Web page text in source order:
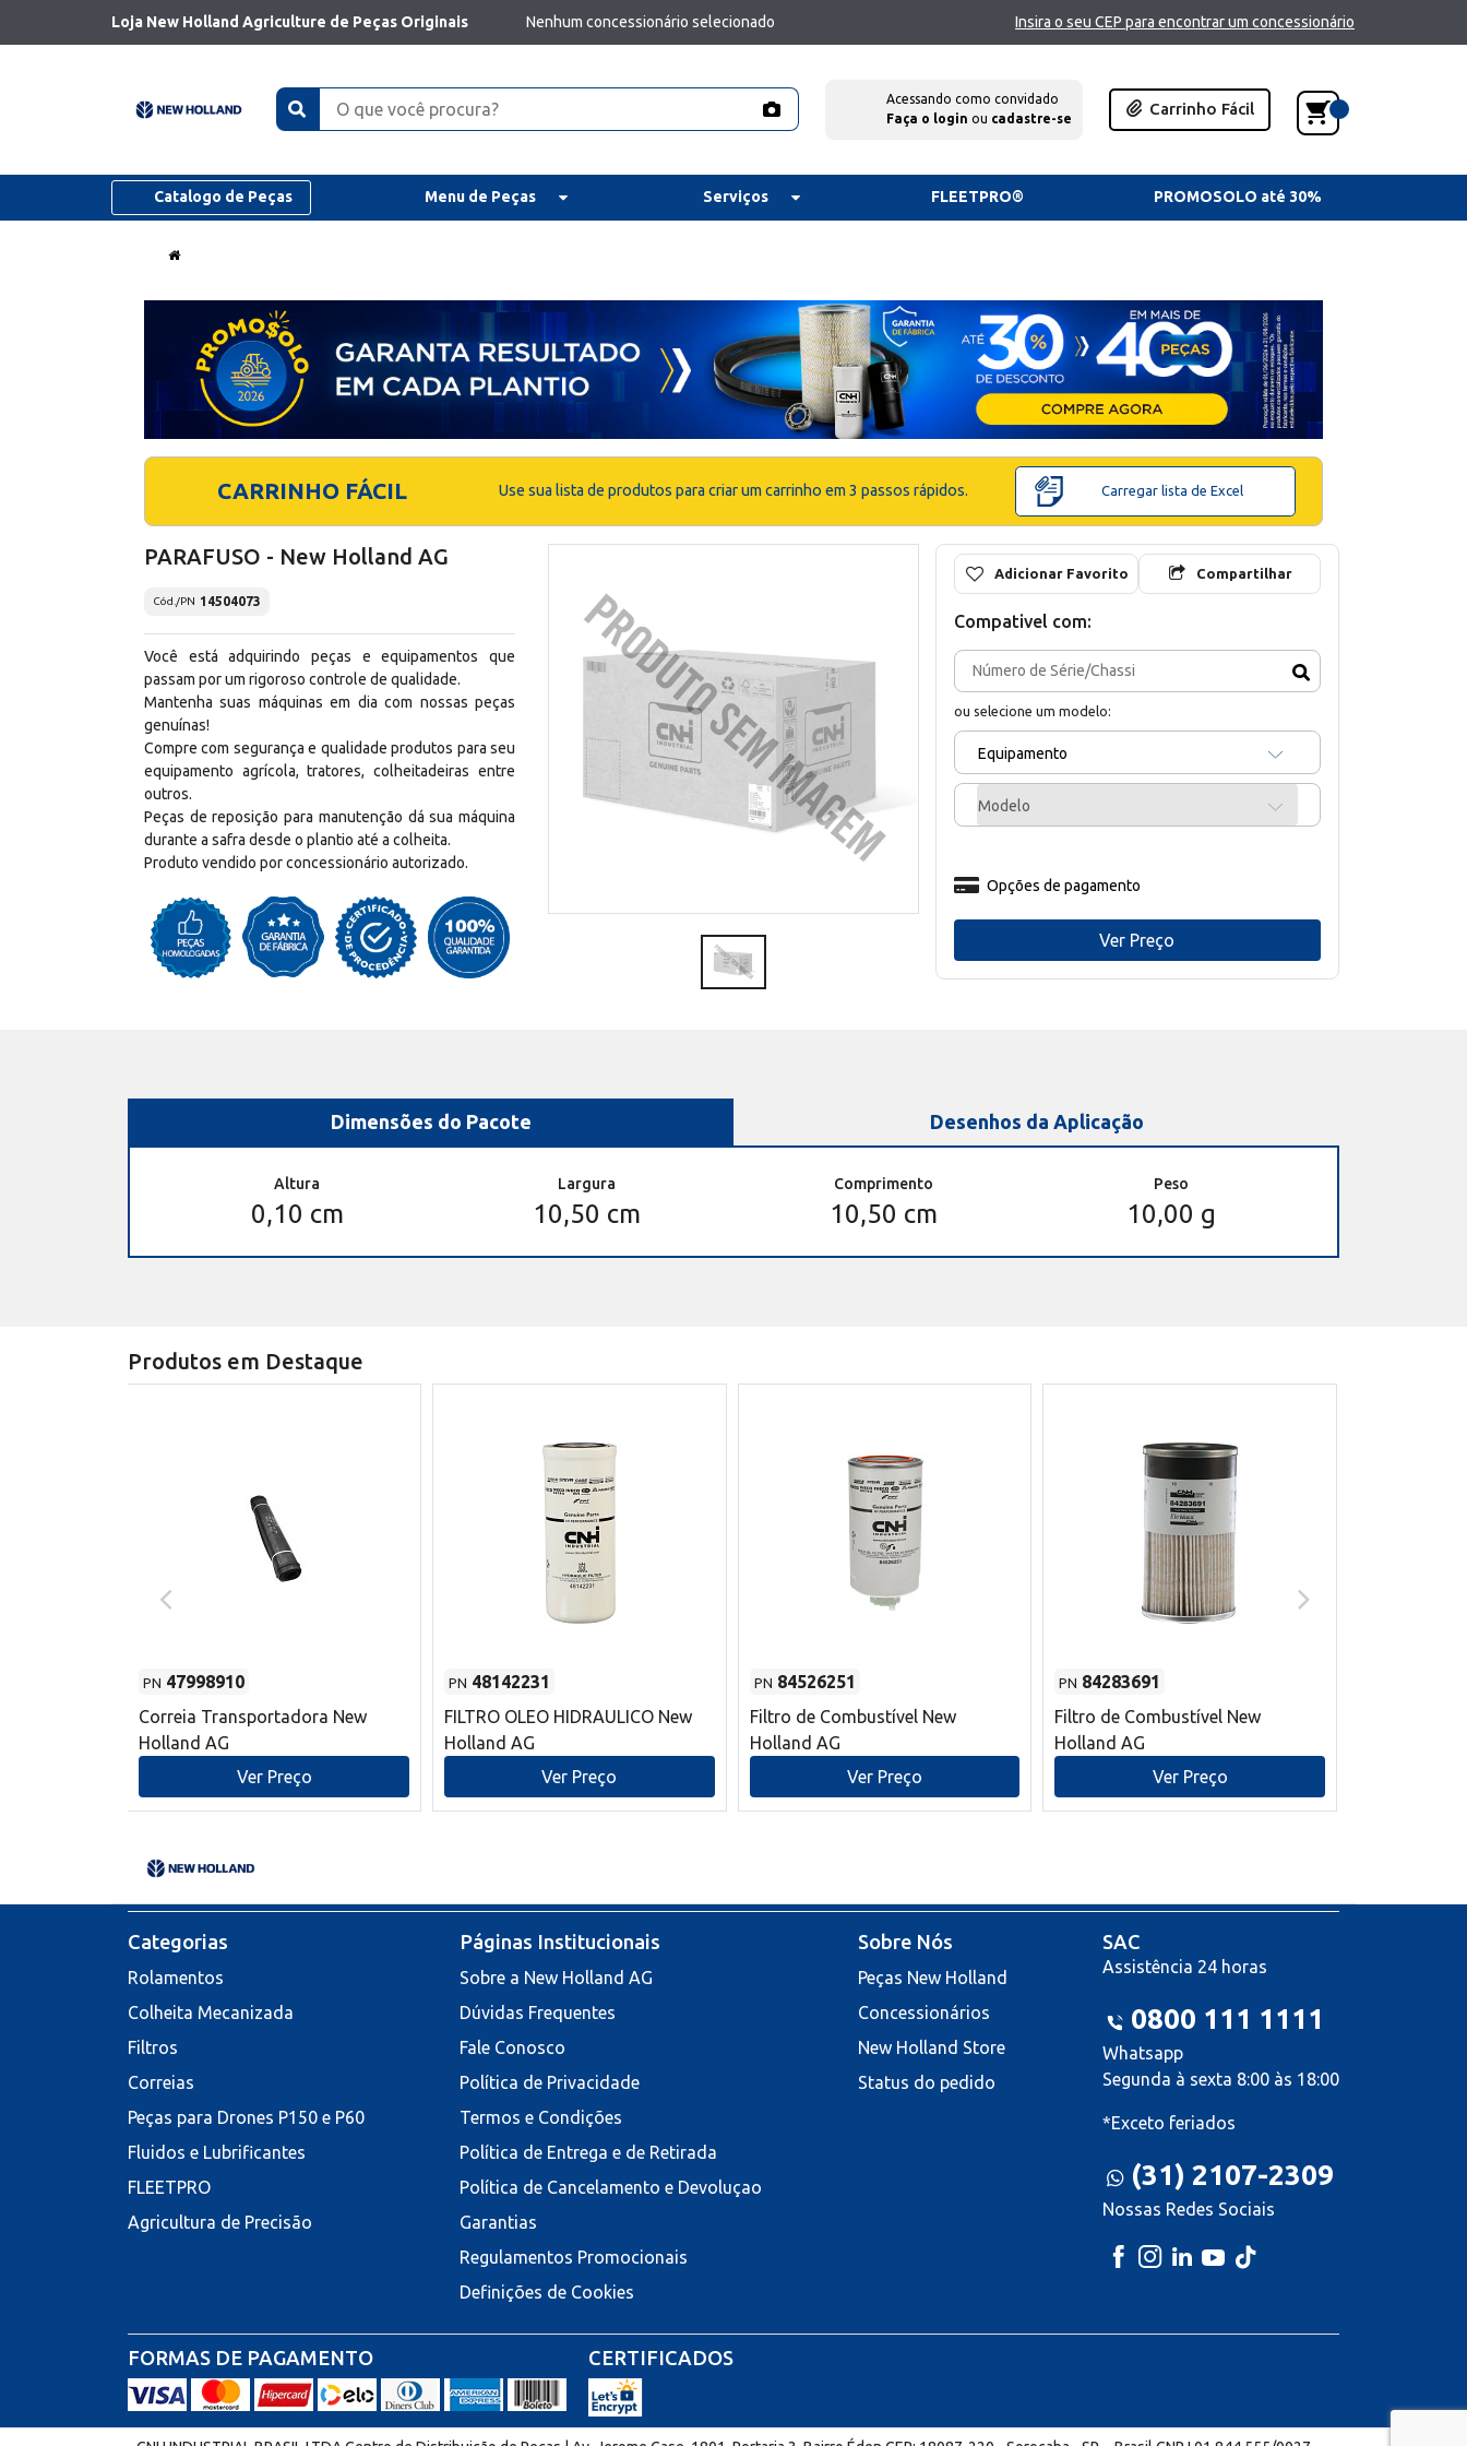
Loja New Holland Agriculture de Peças Originais Nenhum concessionário selecionado Insira o seu CEP para encontrar um concessionário
Acessando como convidado
Faça o login ou cadastre-se
Carrinho Fácil
Catalogo de Peças Menu de Peças Serviços FLEETPRO® PROMOSOLO até 30%
CARRINHO FÁCIL Use sua lista de produtos para criar um carrinho em 3 passos rápidos. Carregar lista de Excel
PARAFUSO - New Holland AG
Cód./PN 14504073
Você está adquirindo peças e equipamentos que
passam por um rigoroso controle de qualidade.
Mantenha suas máquinas em dia com nossas peças
genuínas!
Compre com segurança e qualidade produtos para seu
equipamento agrícola, tratores, colheitadeiras entre
outros.
Peças de reposição para manutenção dá sua máquina
durante a safra desde o plantio até a colheita.
Produto vendido por concessionário autorizado.
Adicionar Favorito Compartilhar
Compativel com:
ou selecione um modelo:
Equipamento
Modelo
Opções de pagamento
Ver Preço
Dimensões do Pacote Desenhos da Aplicação
Altura
0,10 cm
Largura
10,50 cm
Comprimento
10,50 cm
Peso
10,00 g
Produtos em Destaque
PN 47998910
Correia Transportadora New
Holland AG
Ver Preço
PN 48142231
FILTRO OLEO HIDRAULICO New
Holland AG
Ver Preço
PN 84526251
Filtro de Combustível New
Holland AG
Ver Preço
PN 84283691
Filtro de Combustível New
Holland AG
Ver Preço
Categorias
Rolamentos
Colheita Mecanizada
Filtros
Correias
Peças para Drones P150 e P60
Fluidos e Lubrificantes
FLEETPRO
Agricultura de Precisão
Páginas Institucionais
Sobre a New Holland AG
Dúvidas Frequentes
Fale Conosco
Política de Privacidade
Termos e Condições
Política de Entrega e de Retirada
Política de Cancelamento e Devoluçao
Garantias
Regulamentos Promocionais
Definições de Cookies
Sobre Nós
Peças New Holland
Concessionários
New Holland Store
Status do pedido
SAC
Assistência 24 horas
0800 111 1111
Whatsapp
Segunda à sexta 8:00 às 18:00
*Exceto feriados
(31) 2107-2309
Nossas Redes Sociais
FORMAS DE PAGAMENTO CERTIFICADOS